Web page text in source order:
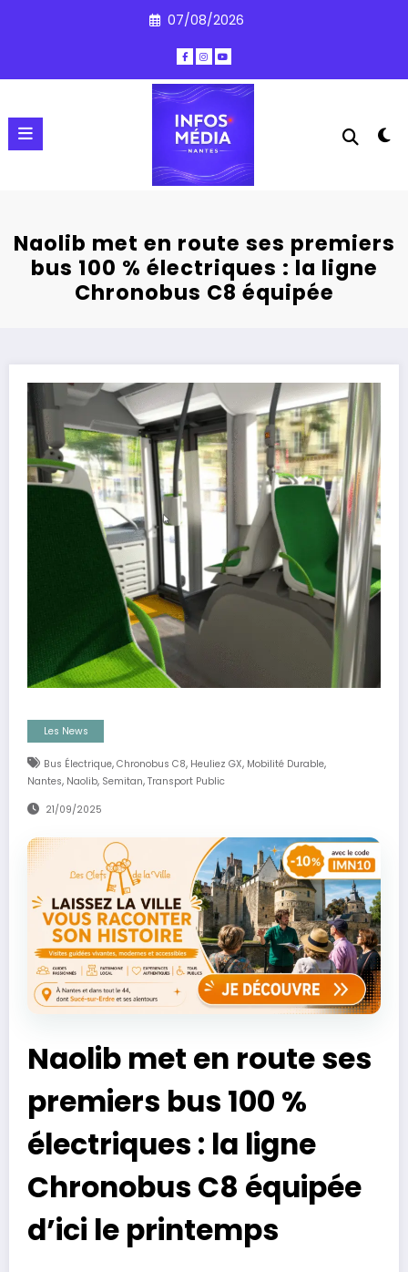
07/08/2026
Naolib met en route ses premiers
bus 100 % électriques : la ligne
Chronobus C8 équipée
Les News
Bus Électrique, Chronobus C8, Heuliez GX, Mobilité Durable,
Nantes, Naolib, Semitan, Transport Public
21/09/2025
Naolib met en route ses
premiers bus 100 %
électriques : la ligne
Chronobus C8 équipée
d’ici le printemps